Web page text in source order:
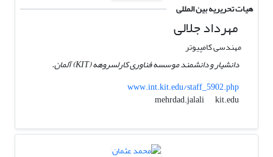
هیات تحریریه بین المللی
مهرداد جلالی
مهندسی کامپیوتر
دانشیار و دانشمند موسسه فناوری کارلسروهه (KIT) آلمان.
www.int.kit.edu/staff_5902.php
mehrdad.jalali
kit.edu